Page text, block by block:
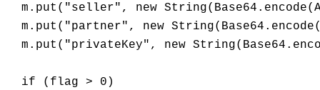
m.put("seller", new
m.put("partner", new
m.put("privateKey", new
  if (flag > 0)